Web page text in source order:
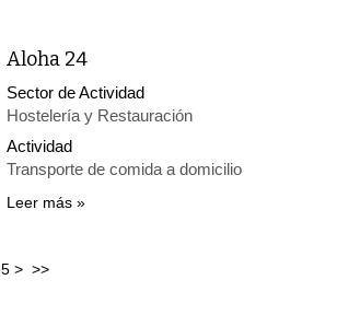
Aloha 24
Sector de Actividad
Hostelería y Restauración
Actividad
Transporte de comida a domicilio
Leer más
5 > >>